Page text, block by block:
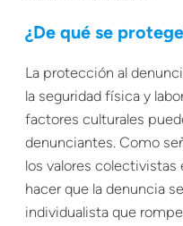
¿De qué se
La protección al
la seguridad física y
factores culturales
denunciantes. Como
los valores
hacer que la denuncia
individualista que